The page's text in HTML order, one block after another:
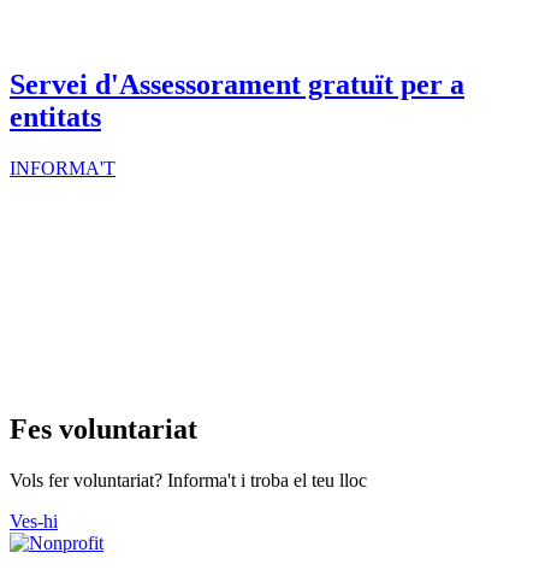
Servei d'Assessorament gratuït per a
entitats
INFORMA'T
Fes voluntariat
Vols fer voluntariat? Informa't i troba el teu lloc
Ves-hi